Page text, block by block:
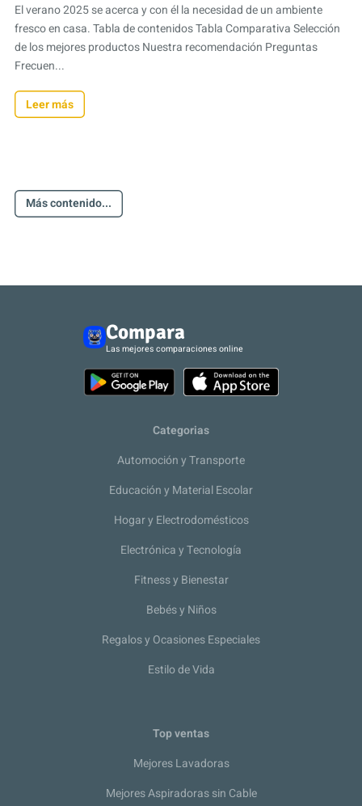
El verano 2025 se acerca y con él la necesidad de un ambiente
fresco en casa. Tabla de contenidos Tabla Comparativa Selección
de los mejores productos Nuestra recomendación Preguntas
Frecuen...
Leer más
Más contenido...
Compara
Las mejores comparaciones online
Categorias
Automoción y Transporte
Educación y Material Escolar
Hogar y Electrodomésticos
Electrónica y Tecnología
Fitness y Bienestar
Bebés y Niños
Regalos y Ocasiones Especiales
Estilo de Vida
Top ventas
Mejores Lavadoras
Mejores Aspiradoras sin Cable